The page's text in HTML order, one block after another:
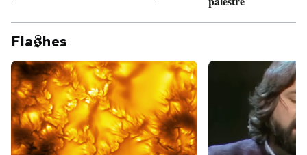
Fla hes